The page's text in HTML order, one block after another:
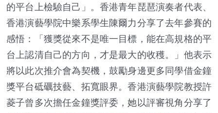
的平台上檢驗自己」。香港青年琵琶演奏者代表、
香港演藝學院中樂系學生陳爾力分享了去年參賽的
感悟：「獲獎從來不是唯一目標，能在高規格的平
台上認清自己的方向，才是最大的收穫。」他表示
將以此次推介會為契機，鼓勵身邊更多同學借金鐘
獎平台砥礪技藝、拓寬眼界。香港演藝學院教授許
菱子曾多次擔任金鐘獎評委，她以評審視角分享了